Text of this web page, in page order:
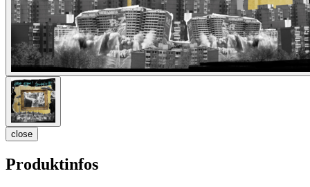
close
Produktinfos